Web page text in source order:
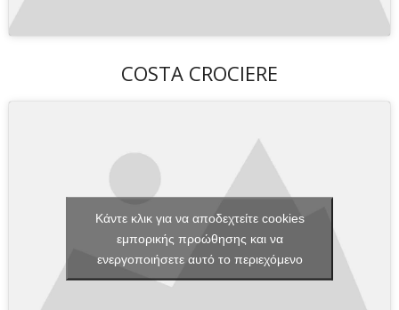
COSTA CROCIERE
Κάντε κλικ για να αποδεχτείτε cookies
εμπορικής προώθησης και να
ενεργοποιήσετε αυτό το περιεχόμενο